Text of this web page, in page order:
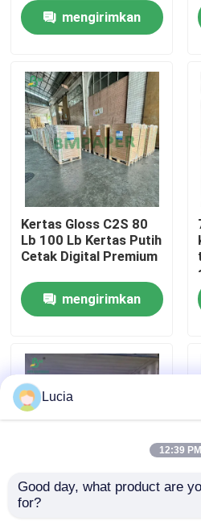
Produk
Tentang kita
Wisata pabrik
Kontrol kualitas
Hubungi kami
Berita
Semua Kasus
Kertas NCR tanpa karbon
mengirimkan
Kertas Gloss C2S 80
Lb 100 Lb Kertas Putih
Cetak Digital Premium
mengirimkan
1mm 2mm White Color
Lucia
12:39 PM
Good day, what product are
for?